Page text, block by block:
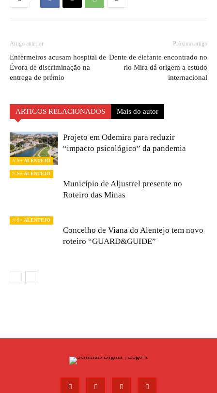
Artigo anterior
Enfermeiros acusam hospital de
Évora de discriminação na
entrega de prémio
Próximo artigo
Dente de elefante encontrado no
rio Mira dá origem a estudo
internacional
ARTIGOS RELACIONADOS Mais do autor
// S+ ALENTEJO
Projeto em Odemira para reduzir
“impacto psicológico” da pandemia
// S+ ALENTEJO
Município de Aljustrel presente no
Roteiro das Minas
// S+ ALENTEJO
Concelho de Viana do Alentejo tem novo
roteiro “GUARD&GUIDE”